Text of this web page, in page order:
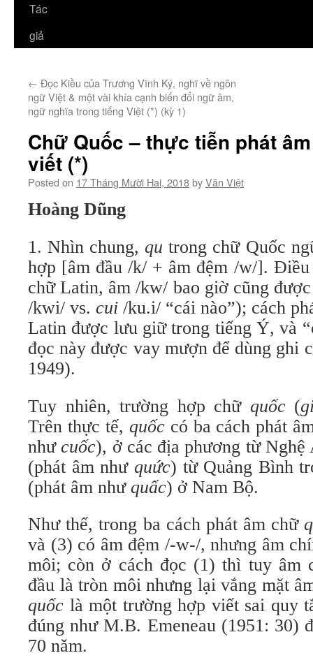
Tác
giả
← Đọc Kiều của Trương Vĩnh Ký, nghĩ về ngôn
ngữ Việt & một vài khía cạnh biến đổi ngữ âm,
ngữ nghĩa trong tiếng Việt (*) (kỳ 1)
Chữ Quốc – thực tiễn phát
viết (*)
Posted on 17 Tháng Mười Hai, 2018byVăn Việt
Hoàng Dũng
1. Nhìn chung, qu trong chữ Quốc
hợp [âm đầu /k/ + âm đệm /w/].
chữ Latin, âm /kw/ bao giờ cũng
/kwi/ vs. cui /ku.i/ “cái nào”); cách
Latin được lưu giữ trong tiếng Ý, và
đọc này được vay mượn để dùng ghi
1949).
Tuy nhiên, trường hợp chữ quốc(
Trên thực tế, quốccó ba cách phát
nhưcuốc), ở các địa phương từ
(phát âm như quức) từ Quảng Bình
(phát âm như quấc) ở Nam Bộ.
Như thế, trong ba cách phát âm chữ
và (3) có âm đệm /-w-/, nhưng âm
môi; còn ở cách đọc (1) thì tuy âm
đầu là tròn môi nhưng lại vắng mặt
quốc là một trường hợp viết sai quy
đúng như M.B. Emeneau (1951: 30)
70 năm.